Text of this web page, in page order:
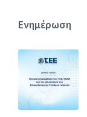
Ενημέρωση